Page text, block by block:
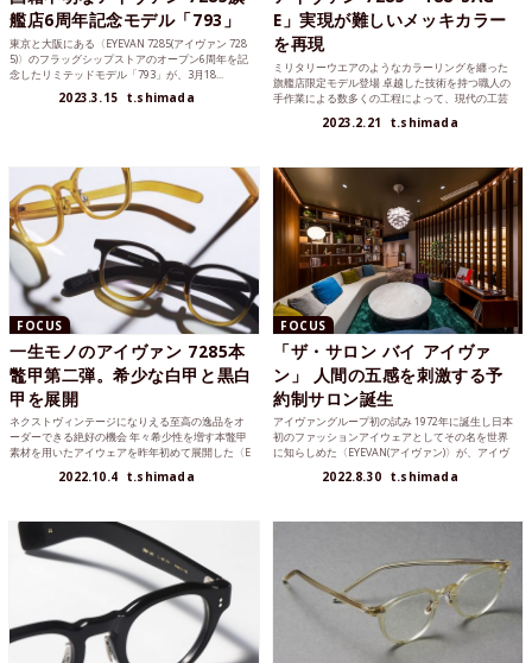
艦店6周年記念モデル「793」
東京と大阪にある〈EYEVAN 7285(アイヴァン 728
5)〉のフラッグシップストアのオープン6周年を記
念したリミテッドモデル「793」が、3月18...
2023.3.15 t.shimada
E」実現が難しいメッキカラー
を再現
ミリタリーウエアのようなカラーリングを纏った
旗艦店限定モデル登場 卓越した技術を持つ職人の
手作業による数多くの工程によって、現代の工芸
2023.2.21 t.shimada
FOCUS
一生モノのアイヴァン 7285本
鼈甲第二弾。希少な白甲と黒白
甲を展開
ネクストヴィンテージになりえる至高の逸品をオ
ーダーできる絶好の機会 年々希少性を増す本鼈甲
素材を用いたアイウェアを昨年初めて展開した〈E
2022.10.4 t.shimada
FOCUS
「ザ・サロン バイ アイヴァ
ン」 人間の五感を刺激する予
約制サロン誕生
アイヴァングループ初の試み 1972年に誕生し日本
初のファッションアイウェアとしてその名を世界
に知らしめた〈EYEVAN(アイヴァン)〉が、アイヴ
2022.8.30 t.shimada